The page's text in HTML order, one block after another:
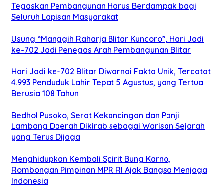
Tegaskan Pembangunan Harus Berdampak bagi
Seluruh Lapisan Masyarakat
Usung “Manggih Raharja Blitar Kuncoro”, Hari Jadi
ke-702 Jadi Penegas Arah Pembangunan Blitar
Hari Jadi ke-702 Blitar Diwarnai Fakta Unik, Tercatat
4.993 Penduduk Lahir Tepat 5 Agustus, yang Tertua
Berusia 108 Tahun
Bedhol Pusoko, Serat Kekancingan dan Panji
Lambang Daerah Dikirab sebagai Warisan Sejarah
yang Terus Dijaga
Menghidupkan Kembali Spirit Bung Karno,
Rombongan Pimpinan MPR RI Ajak Bangsa Menjaga
Indonesia